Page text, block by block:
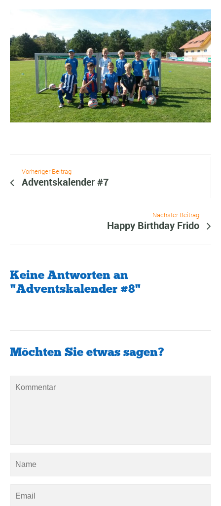
Vorheriger Beitrag
Adventskalender #7
Nächster Beitrag
Happy Birthday Frido
Keine Antworten an
"Adventskalender #8"
Möchten Sie etwas sagen?